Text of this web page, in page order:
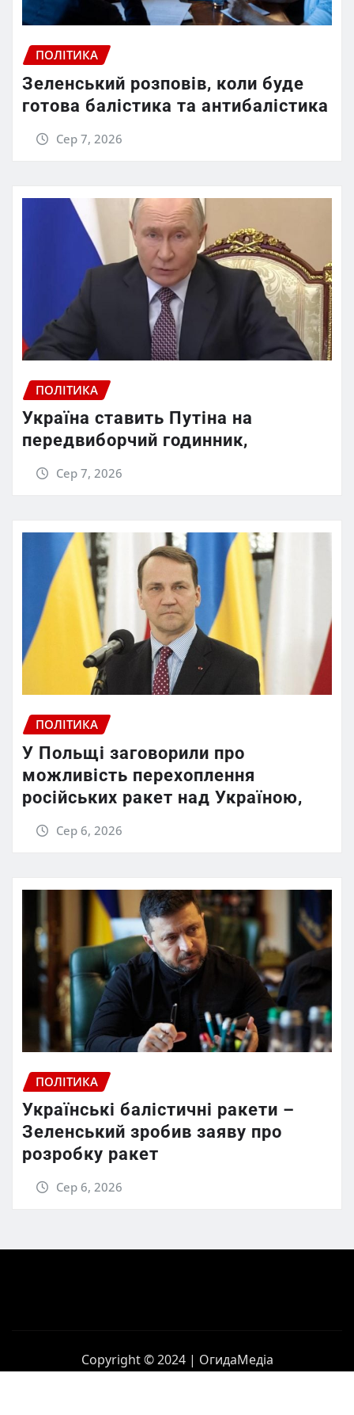
ПОЛІТИКА
Зеленський розповів, коли буде
готова балістика та антибалістика
Сер 7, 2026
ПОЛІТИКА
Україна ставить Путіна на
передвиборчий годинник,
Сер 7, 2026
ПОЛІТИКА
У Польщі заговорили про
можливість перехоплення
російських ракет над Україною,
Сер 6, 2026
ПОЛІТИКА
Українські балістичні ракети –
Зеленський зробив заяву про
розробку ракет
Сер 6, 2026
Copyright © 2024 | ОгидаМедіа